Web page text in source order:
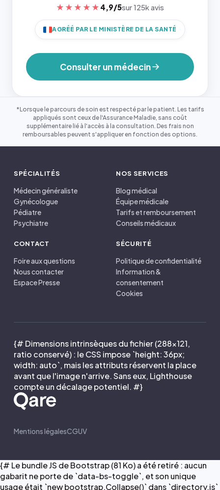
★★★★★ 4,9/5sur 125k avis
AGRÉÉ PAR LE MINISTÈRE DE LA SANTÉ
Consulter un médecin
*Lorsque le parcours de soin est respecté par le patient. Les tarifs
appliqués sont ceux de l'Assurance Maladie, sans coût
supplémentaire lié à l'accès à la consultation. Des frais non
remboursables peuvent s'appliquer en fonction des options.
SPÉCIALITÉS
Médecin généraliste
Gynécologue
Pédiatre
Psychiatre
NOS SERVICES
Blog médical
Équipe médicale
Tarifs et remboursement
Conseils médicaux
CONTACT
Foire aux questions
Nous contacter
Espace Presse
SÉCURITÉ
Politique de confidentialité
Information &
consentement
Cookies
{# Dimensions intrinsèques du fichier (288×121,
ratio conservé) : le CSS impose `height: 36px;
width: auto`, mais les attributs réservent la place
avant que l'image n'arrive. Sans eux, Lighthouse
compte un décalage potentiel. #}
Mentions légalesCGUV
{# Le bundle JS de Bootstrap (81 Ko) a été retiré : aucun
gabarit ne porte de `data-bs-toggle`, et son unique
usage était `new bootstrap.Collapse()` dans `directory.js`